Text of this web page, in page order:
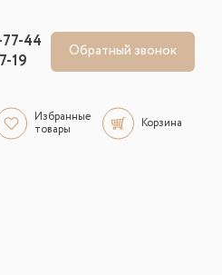
44
19 Обратный звонок
Избранные
товары
Корзина